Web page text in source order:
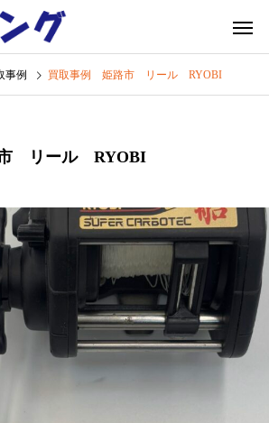
事例 買取事例 姫路市 リール RYOBI
リール RYOBI